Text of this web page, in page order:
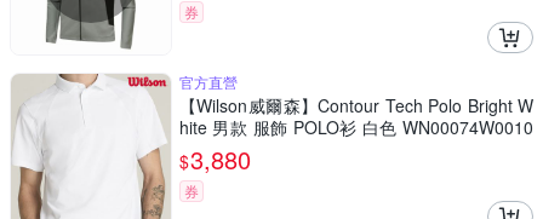
券
官方直營
【Wilson威爾森】Contour Tech Polo Bright W
hite 男款 服飾 POLO衫 白色 WN00074W0010
01
$3,880
券